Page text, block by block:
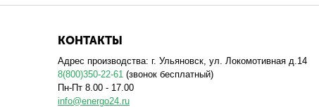
тока отходящих линий, поэтому при заказе
КОНТАКТЫ
Адрес производства: г. Ульяновск, ул. Локомотивная д.14
8(800)350-22-61 (звонок бесплатный)
Пн-Пт 8.00 - 17.00
info@energo24.ru